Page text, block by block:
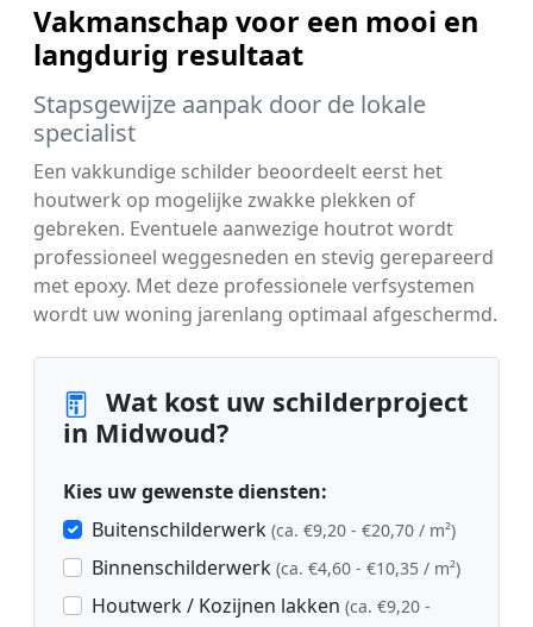
Vakmanschap voor een mooi en
langdurig resultaat
Stapsgewijze aanpak door de lokale
specialist
Een vakkundige schilder beoordeelt eerst het
houtwerk op mogelijke zwakke plekken of
gebreken. Eventuele aanwezige houtrot wordt
professioneel weggesneden en stevig gerepareerd
met epoxy. Met deze professionele verfsystemen
wordt uw woning jarenlang optimaal afgeschermd.
Wat kost uw schilderproject
in Midwoud?
Kies uw gewenste diensten:
Buitenschilderwerk (ca. €9,20 - €20,70 / m²)
Binnenschilderwerk (ca. €4,60 - €10,35 / m²)
Houtwerk / Kozijnen lakken (ca. €9,20 -